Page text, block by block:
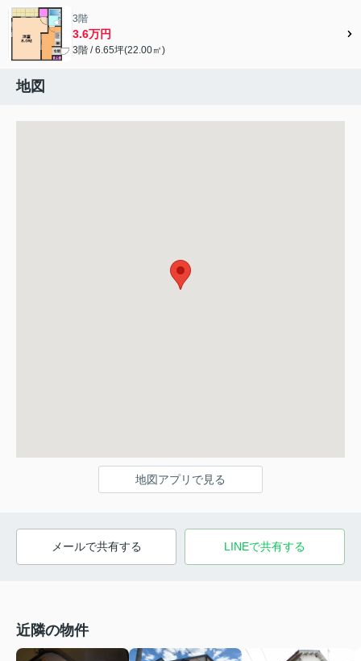
3階
3.6万円
3階 / 6.65坪(22.00㎡)
地図
地図アプリで見る
メールで共有する LINEで共有する
近隣の物件